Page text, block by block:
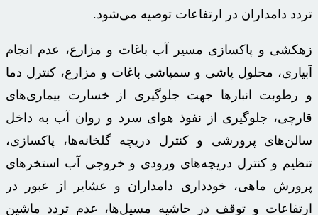
تردد دامداران در ارتفاعات توصیه می‌شود.
زهکشی و پاکسازی مسیر آب باغات و مزارع، عدم انجام
آبیاری، محلول پاشی و سمپاشی باغات و مزارع، کنترل دما
و رطوبت انبارها جهت جلوگیری از خسارت بیماری‌های
قارچی، جلوگیری از نفوذ هوای سرد و روان آب به داخل
سالن‌های پرورشی و کنترل دریچه گلخانه‌ها، پاکسازی،
تنظیم و کنترل دریچه‌های ورودی و خروجی آب استخرهای
پرورش ماهی، خودداری دامداران و عشایر از عبور در
ارتفاعات و توقف در حاشیه مسیل‌ها، عدم تردد ماشین‏